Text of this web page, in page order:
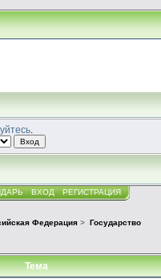
.
ВХОД РЕГИСТРАЦИЯ
Федерация > Государство
Тема